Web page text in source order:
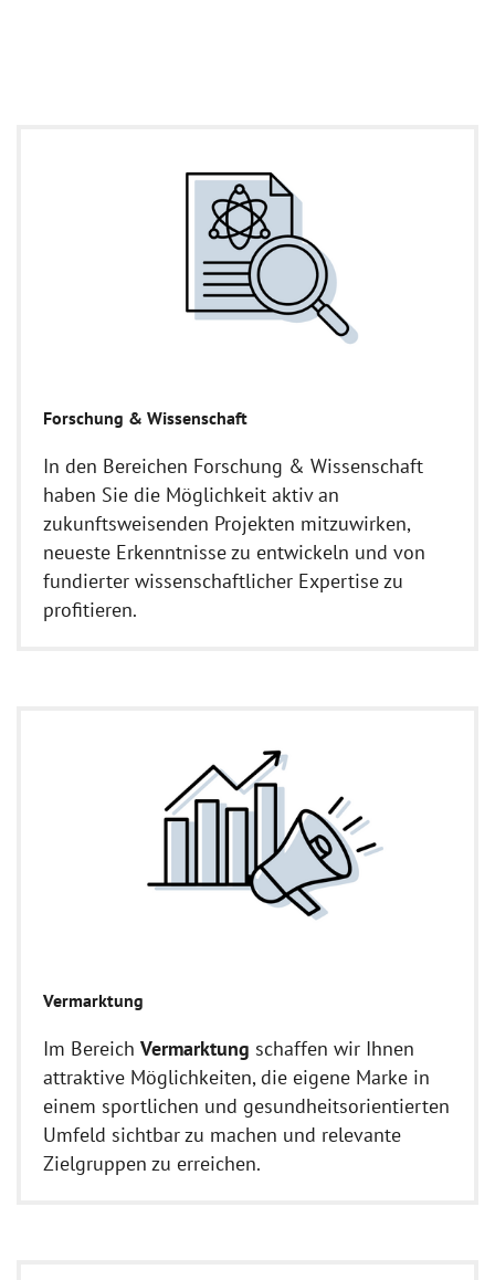
Forschung & Wissenschaft
In den Bereichen Forschung & Wissenschaft
haben Sie die Möglichkeit aktiv an
zukunftsweisenden Projekten mitzuwirken,
neueste Erkenntnisse zu entwickeln und von
fundierter wissenschaftlicher Expertise zu
profitieren.
Vermarktung
Im Bereich Vermarktung schaffen wir Ihnen
attraktive Möglichkeiten, die eigene Marke in
einem sportlichen und gesundheitsorientierten
Umfeld sichtbar zu machen und relevante
Zielgruppen zu erreichen.